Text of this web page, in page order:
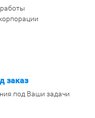
заказ
под Ваши задачи